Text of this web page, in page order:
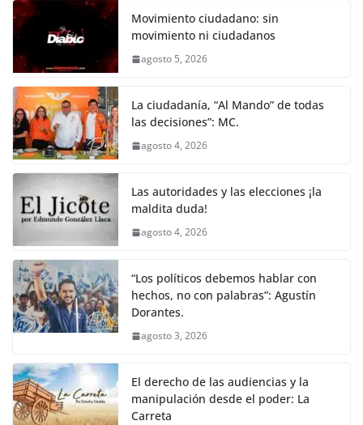
Movimiento ciudadano: sin
movimiento ni ciudadanos
agosto 5, 2026
La ciudadanía, “Al Mando” de todas
las decisiones”: MC.
agosto 4, 2026
Las autoridades y las elecciones ¡la
maldita duda!
agosto 4, 2026
“Los políticos debemos hablar con
hechos, no con palabras”: Agustín
Dorantes.
agosto 3, 2026
El derecho de las audiencias y la
manipulación desde el poder: La
Carreta